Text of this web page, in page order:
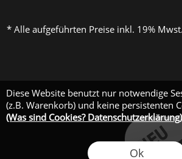
Diese Website benutzt nur notwendige
(z.B. Warenkorb) und keine persistenten
(Was sind Cookies? Datenschutzerklärung)
Ok
* Alle aufgeführten Preise inkl. 19%